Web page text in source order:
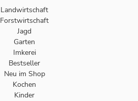
Landwirtschaft
Forstwirtschaft
Jagd
Garten
Imkerei
Bestseller
Neu im Shop
Kochen
Kinder